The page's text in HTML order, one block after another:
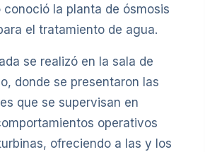
la planta de ósmosis
el tratamiento de agua.
se realizó en la sala de
donde se presentaron las
que se supervisan en
operativos
ofreciendo a las y los